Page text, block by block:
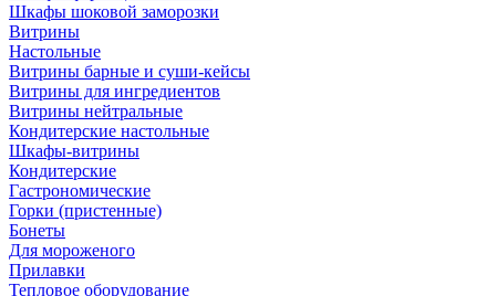
Шкафы шоковой заморозки
Витрины
Настольные
Витрины барные и суши-кейсы
Витрины для ингредиентов
Витрины нейтральные
Кондитерские настольные
Шкафы-витрины
Кондитерские
Гастрономические
Горки (пристенные)
Бонеты
Для мороженого
Прилавки
Тепловое оборудование